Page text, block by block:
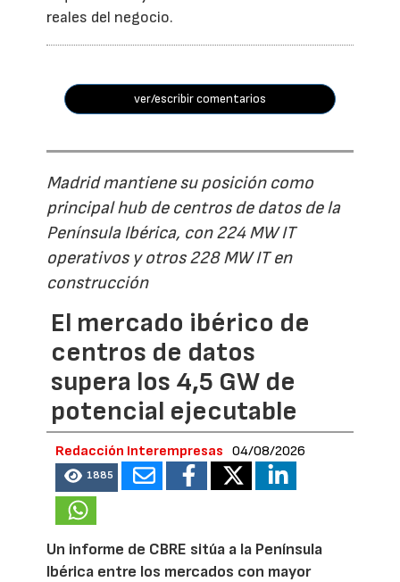
reales del negocio.
ver/escribir comentarios
Madrid mantiene su posición como
principal hub de centros de datos de la
Península Ibérica, con 224 MW IT
operativos y otros 228 MW IT en
construcción
El mercado ibérico de
centros de datos
supera los 4,5 GW de
potencial ejecutable
Redacción Interempresas 04/08/2026
1885
Un informe de CBRE sitúa a la Península
Ibérica entre los mercados con mayor